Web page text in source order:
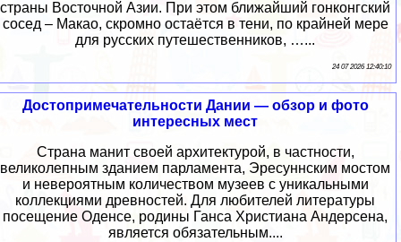
страны Восточной Азии. При этом ближайший гонконгский
сосед – Макао, скромно остаётся в тени, по крайней мере
для русских путешественников, …...
24 07 2026 12:40:10
Достопримечательности Дании — обзор и фото
интересных мест
Страна манит своей архитектурой, в частности,
великолепным зданием парламента, Эресуннским мостом
и невероятным количеством музеев с уникальными
коллекциями древностей. Для любителей литературы
посещение Оденсе, родины Ганса Христиана Андерсена,
является обязательным....